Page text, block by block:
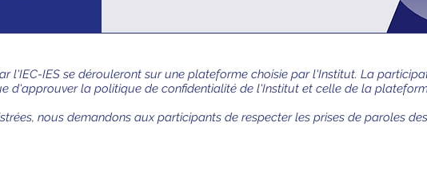
l'IEC-IES se dérouleront sur une plateforme choisie par l'Institut. La
d'approuver la politique de confidentialité de l'Institut et celle de la
nous demandons aux participants de respecter les prises de paroles